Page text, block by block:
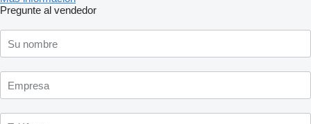
Pregunte al vendedor